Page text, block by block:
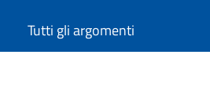
Tutti gli argomenti